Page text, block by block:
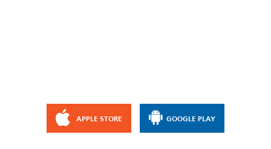
GOOGLE PLAY
APPLE STORE